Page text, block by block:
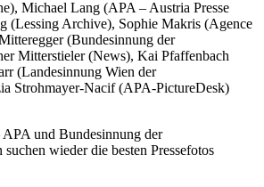
Michael Lang (APA – Austria Presse
(Lessing Archive), Sophie Makris (Agence
(Bundesinnung der
Mitterstieler (News), Kai Pfaffenbach
(Landesinnung Wien der
Strohmayer-Nacif (APA-PictureDesk)
und Bundesinnung der
wieder die besten Pressefotos